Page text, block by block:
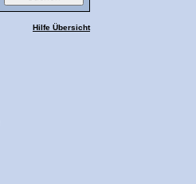
Hilfe Übersicht